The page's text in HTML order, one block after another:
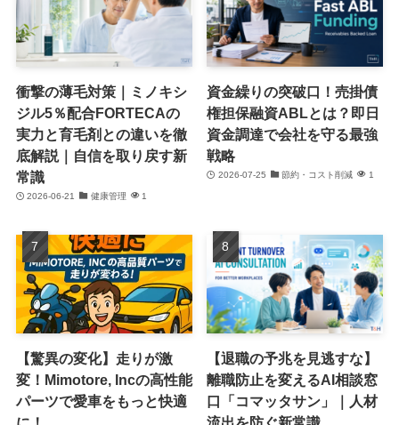
衝撃の薄毛対策｜ミノキシ
ジル5％配合FORTECAの
実力と育毛剤との違いを徹
底解説｜自信を取り戻す新
常識
2026-06-21 健康管理 1
資金繰りの突破口！売掛債
権担保融資ABLとは？即日
資金調達で会社を守る最強
戦略
2026-07-25 節約・コスト削減 1
【驚異の変化】走りが激
変！Mimotore, Incの高性能
パーツで愛車をもっと快適
【退職の予兆を見逃すな】
離職防止を変えるAI相談窓
口「コマッタサン」｜人材